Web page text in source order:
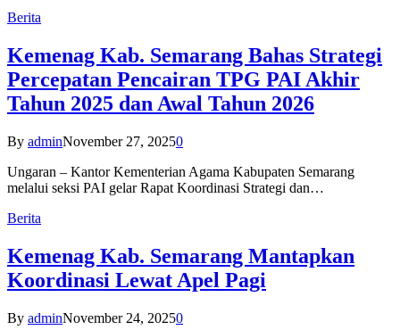
Berita
Kemenag Kab. Semarang Bahas Strategi
Percepatan Pencairan TPG PAI Akhir
Tahun 2025 dan Awal Tahun 2026
By adminNovember 27, 20250
Ungaran – Kantor Kementerian Agama Kabupaten Semarang
melalui seksi PAI gelar Rapat Koordinasi Strategi dan…
Berita
Kemenag Kab. Semarang Mantapkan
Koordinasi Lewat Apel Pagi
By adminNovember 24, 20250